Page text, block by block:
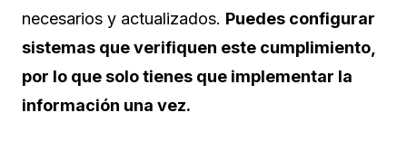
necesarios y actualizados. Puedes configurar
sistemas que verifiquen este cumplimiento,
por lo que solo tienes que implementar la
información una vez.